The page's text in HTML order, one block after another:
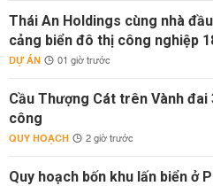
Thái An Holdings cùng nhà
cảng biển đô thị công nghiệp
DỰ ÁN 01 giờ trước
Cầu Thượng Cát trên Vành
công
QUY HOẠCH 2 giờ trước
Quy hoạch bốn khu lấn biển ở